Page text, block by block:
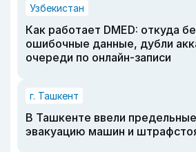
Узбекистан
Как работает DMED: откуда
ошибочные данные, дубли
очереди по онлайн-записи
г. Ташкент
В Ташкенте ввели
эвакуацию машин и